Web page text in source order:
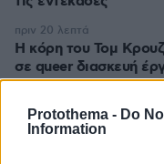
Protothema - Do
Information
Η κόρη του Τομ Κρουζ
σε queer διασκευή
εντυπώσεις
πριν 20 λεπτά
Εσείς τι βάζετε στο
πριν 23 λεπτά